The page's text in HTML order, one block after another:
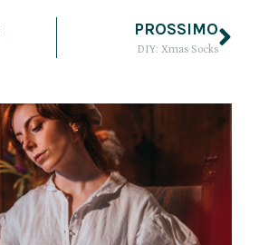
PROSSIMO
DIY: Xmas Socks